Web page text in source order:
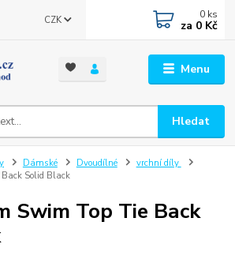
Menu
CZK
Hledat
0 ks
za 0 Kč
Dámské Dvoudílné
vrchní díly
Solid Black
Swim Top Tie Back